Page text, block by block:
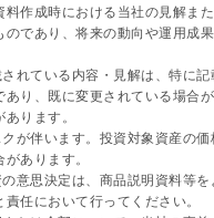
料作成時における当社の見解ま
のであり、将来の動向や運用成
れている内容・見解は、特に
あり、既に変更されている場合
ります。
が伴います。投資対象資産の
あります。
意思決定は、商品説明資料等
任において行ってください。